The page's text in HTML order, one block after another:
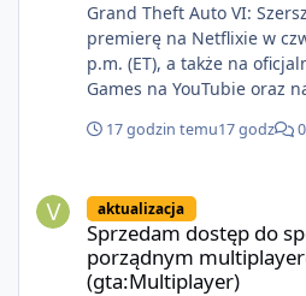
Grand Theft Auto VI:
premierę na Netflixie w
p.m. (ET), a także na
Games na YouTubie oraz
https://netflix.com/GTAVI Grand Theft Auto VI
https://
17 godzin temu17 godz
aktualizacja
Sprzedam dostęp do
porządnym
(gta:Multiplayer)